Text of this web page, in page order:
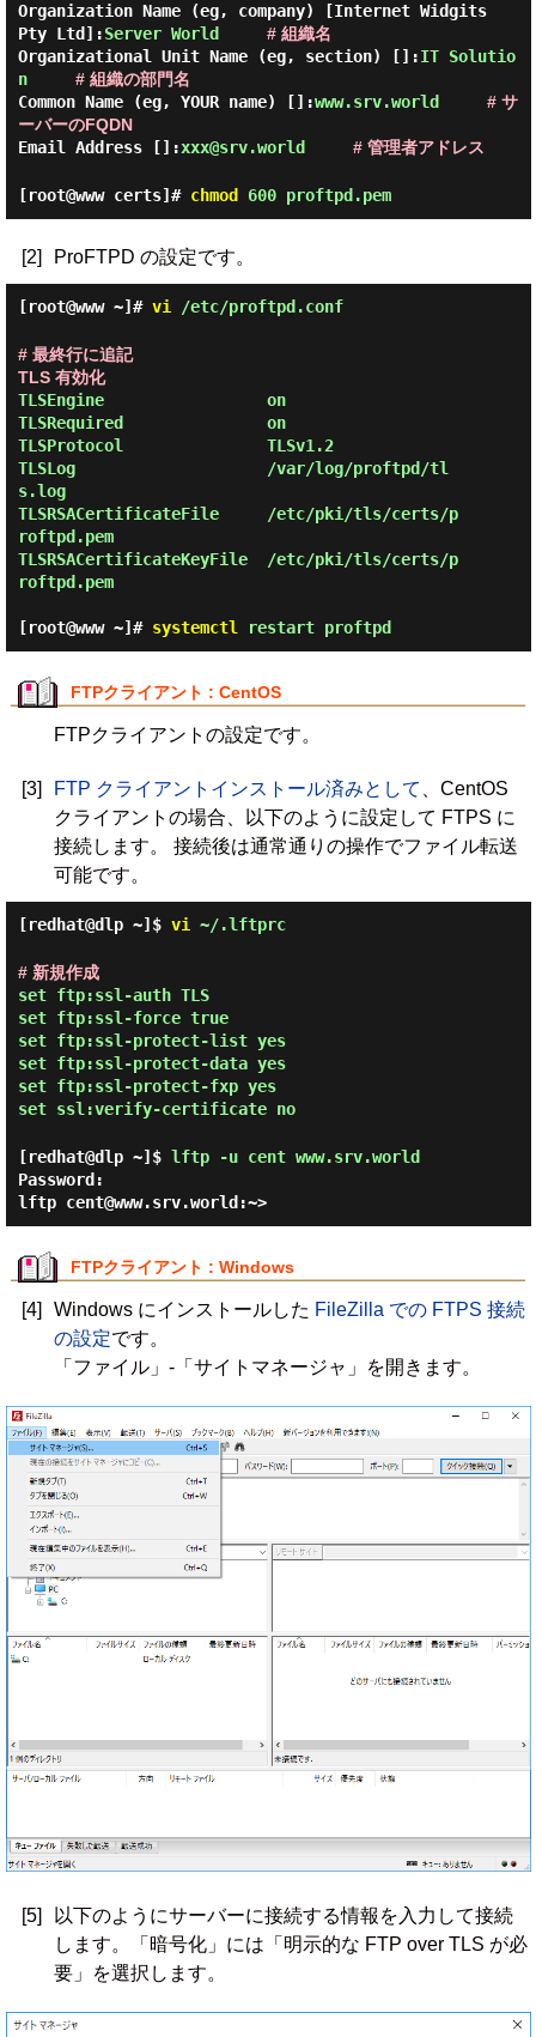
Organization Name (eg, company) [Internet Widgits
Pty Ltd]:Server World
# 組織名
Organizational Unit Name (eg, section) []:IT Solutio
n
# 組織の部門名
Common Name (eg, YOUR name) []:www.srv.world
# サ
ーバーのFQDN
Email Address []:xxx@srv.world # 管理者アドレス
[root@www certs]# chmod 600 proftpd.pem
[2] ProFTPD の設定です。
[root@www ~]# vi /etc/proftpd.conf
# 最終行に追記
TLS 有効化
TLSEngine                 on
TLSRequired               on
TLSProtocol               TLSv1.2
TLSLog                    /var/log/proftpd/tl
s.log
TLSRSACertificateFile     /etc/pki/tls/certs/p
roftpd.pem
TLSRSACertificateKeyFile  /etc/pki/tls/certs/p
roftpd.pem
[root@www ~]# systemctl restart proftpd
FTPクライアント : CentOS
FTPクライアントの設定です。
[3] FTP クライアントインストール済みとして 、CentOS
クライアントの場合、以下のように設定して FTPS に
接続します。 接続後は通常通りの操作でファイル転送
可能です。
[redhat@dlp ~]$ vi ~/.lftprc
# 新規作成
set ftp:ssl-auth TLS
set ftp:ssl-force true
set ftp:ssl-protect-list yes
set ftp:ssl-protect-data yes
set ftp:ssl-protect-fxp yes
set ssl:verify-certificate no
[redhat@dlp ~]$ lftp -u cent www.srv.world
Password:
lftp cent@www.srv.world:~>
FTPクライアント : Windows
[4] Windows にインストールした FileZilla での FTPS 接続
の設定です。
「ファイル」-「サイトマネージャ」を開きます。
[5]
以下のようにサーバーに接続する情報を入力して接続
します。「暗号化」には「明示的な FTP over TLS が必
要」を選択します。